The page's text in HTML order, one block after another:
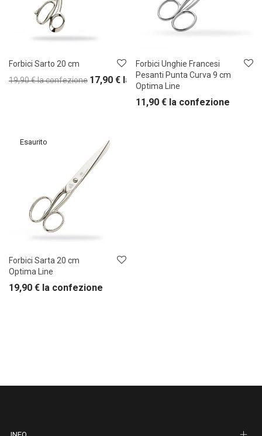
Forbici Sarto 20 cm
19,90€la confezione 17,90 € la confezione
Forbici Unghie Francesi
Pesanti Punta Curva 9 cm
Optima Line
11,90 € la confezione
Forbici Sarta 20 cm
Optima Line
19,90 € la confezione